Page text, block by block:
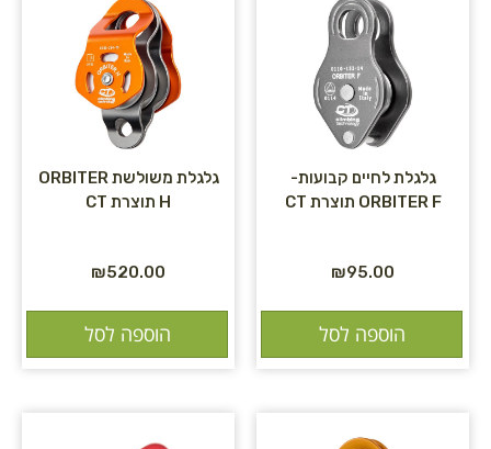
גלגלת לחיים קבועות-
ORBITER F תוצרת CT
₪95.00
הוספה לסל
גלגלת משולשת ORBITER
H תוצרת CT
₪520.00
הוספה לסל